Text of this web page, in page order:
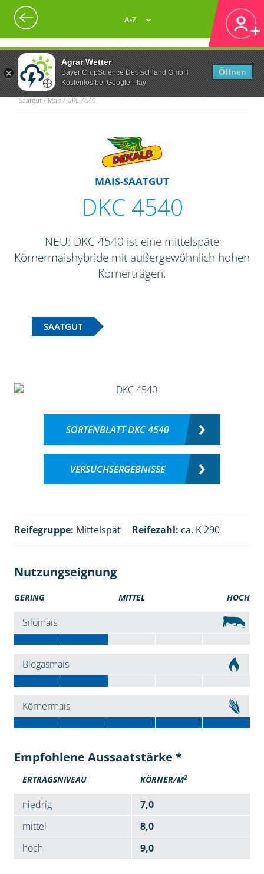
Agrar Wetter
Bayer CropScience Deutschland GmbH
Kostenlos bei Google Play
Öffnen
A-Z
Saatgut / Mais / DKC 4540
MAIS-SAATGUT
DKC 4540
NEU: DKC 4540 ist eine mittelspäte
Körnermaishybride mit außergewöhnlich hohen
Kornerträgen.
SAATGUT
SORTENBLATT DKC 4540
VERSUCHSERGEBNISSE
Reifegruppe: Mittelspät Reifezahl: ca. K 290
Nutzungseignung
GERING MITTEL HOCH
Silomais
Biogasmais
Körnermais
Empfohlene Aussaatstärke *
ERTRAGSNIVEAU KÖRNER/M2
niedrig
7,0
mittel
8,0
hoch
9,0